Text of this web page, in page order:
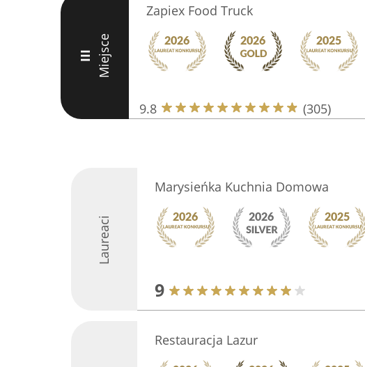
III Miejsce
Zapiex Food Truck
9.8 (305)
Laureaci
Marysieńka Kuchnia Domowa
9
Restauracja Lazur